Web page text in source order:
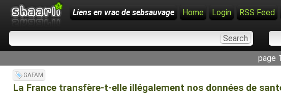
Liens en vrac de sebsauvage Home Login RSS Feed
page
GAFAM
La France transfère-t-elle illégalement nos données de